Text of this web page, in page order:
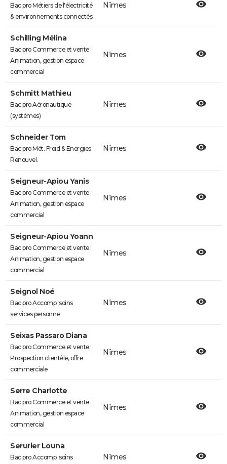
Bac pro Métiers de l'électricité
& environnements connectés
Nîmes
Schilling Mélina
Bac pro Commerce et vente :
Animation, gestion espace
commercial
Nîmes
Schmitt Mathieu
Bac pro Aéronautique
(systèmes)
Nîmes
Schneider Tom
Bac pro Mét. Froid & Energies
Renouvel.
Nîmes
Seigneur-Apiou Yanis
Bac pro Commerce et vente :
Animation, gestion espace
commercial
Nîmes
Seigneur-Apiou Yoann
Bac pro Commerce et vente :
Animation, gestion espace
commercial
Nîmes
Seignol Noé
Bac pro Accomp. soins
services personne
Nîmes
Seixas Passaro Diana
Bac pro Commerce et vente :
Prospection clientèle, offre
commerciale
Nîmes
Serre Charlotte
Bac pro Commerce et vente :
Animation, gestion espace
commercial
Nîmes
Serurier Louna
Bac pro Accomp. soins
Nîmes